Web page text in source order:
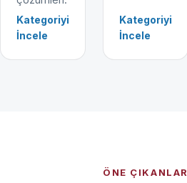
Kategoriyi
İncele
Kategoriyi
İncele
ÖNE ÇIKANLAR